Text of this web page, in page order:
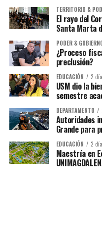
TERRITORIO &
El rayo del
Santa Marta
PODER &
¿Proceso
preclusión?
EDUCACIÓN 2
USM dio la
semestre
DEPARTAMENTO
Autoridades
Grande para
EDUCACIÓN 2
Maestría en